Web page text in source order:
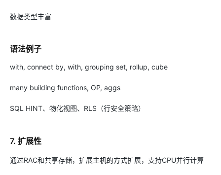
数据类型丰富
语法例子
with, connect by, with, grouping set, rollup, cube
many building functions, OP, aggs
SQL HINT、物化视图、RLS（行安全策略）
7. 扩展性
通过RAC和共享存储，扩展主机的方式扩展，支持CPU并行计算